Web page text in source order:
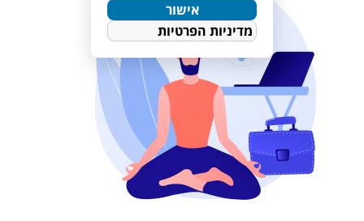
אישור
מדיניות הפרטיות